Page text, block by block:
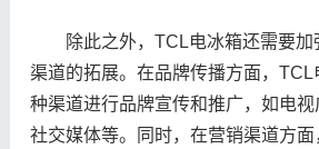
除此之外，TCL电冰箱还需要加
渠道的拓展。在品牌传播方面，TCL
种渠道进行品牌宣传和推广，如电视
社交媒体等。同时，在营销渠道方